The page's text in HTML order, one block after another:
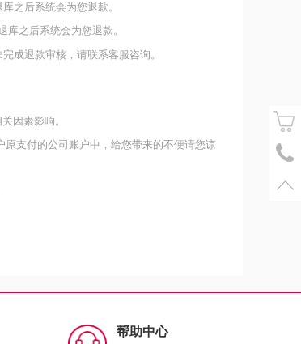
之后系统会为您退款。
之后系统会为您退款。
成退款审核，请联系客服咨询。
因素影响。
支付的公司账户中，给您带来的不便请您谅
帮助中心